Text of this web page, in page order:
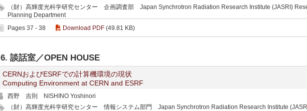
（財）高輝度光科学研究センター 企画調査部 Japan Synchrotron Radiation Research Institute (JASRI)
Planning Department
Pages 37 - 38
Download PDF (49.81 KB)
6. 談話室／OPEN HOUSE
CERNおよびESRFでの計算機環境の現状
Computing Environment at CERN and ESRF
西野 吉則 NISHINO Yoshinori
（財）高輝度光科学研究センター 情報システム部門 Japan Synchrotron Radiation Research Institute